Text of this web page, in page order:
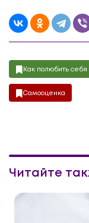
Как полюбить себя
Самооценка
Читайте